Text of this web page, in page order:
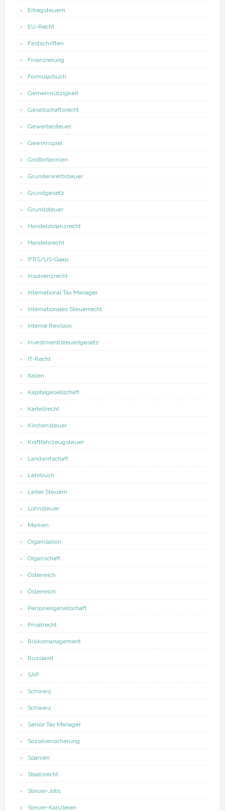
Ertragsteuern
EU-Recht
Festschriften
Finanzierung
Formularbuch
Gemeinnützigkeit
Gesellschaftsrecht
Gewerbesteuer
Gewinnspiel
Großbritannien
Grunderwerbsteuer
Grundgesetz
Grundsteuer
Handelsbilanzrecht
Handelsrecht
IFRS/US-Gaap
Insolvenzrecht
International Tax Manager
Internationales Steuerrecht
Interne Revision
Investment(steuer)gesetz
IT-Recht
Italien
Kapitalgesellschaft
Kartellrecht
Kirchensteuer
Kraftfahrzeugsteuer
Landwirtschaft
Lehrbuch
Leiter Steuern
Lohnsteuer
Marken
Organisation
Organschaft
Österreich
Österreich
Personengesellschaft
Privatrecht
Risikomanagement
Russland
SAP
Schweiz
Schweiz
Senior Tax Manager
Sozialversicherung
Spanien
Staatsrecht
Steuer-Jobs
Steuer-Kanzleien